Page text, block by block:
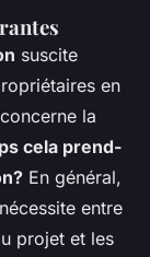
suscite
en
la
cela prend-
En général,
entre
projet et les